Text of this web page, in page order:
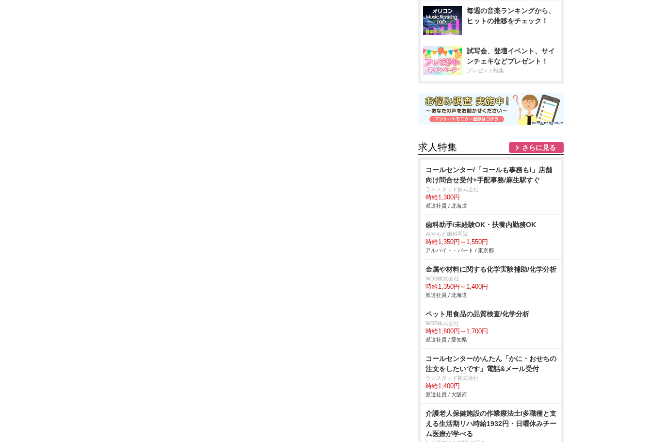
毎週の音楽ランキングから、
ヒットの推移をチェック！
試写会、登壇イベント、サイ
ンチェキなどプレゼント！
プレゼント特集
求人特集 さらに見る
コールセンター/「コールも事務も!」店舗
向け問合せ受付+手配事務/麻生駅すぐ
ランスタッド株式会社
時給1,300円
派遣社員 / 北海道
歯科助手/未経験OK・扶養内勤務OK
みやもと歯科医院
時給1,350円～1,550円
アルバイト・パート / 東京都
金属や材料に関する化学実験補助/化学分析
WDB株式会社
時給1,350円～1,400円
派遣社員 / 北海道
ペット用食品の品質検査/化学分析
WDB株式会社
時給1,600円～1,700円
派遣社員 / 愛知県
コールセンター/かんたん「かに・おせちの
注文をしたいです」電話&メール受付
ランスタッド株式会社
時給1,400円
派遣社員 / 大阪府
介護老人保健施設の作業療法士/多職種と支
える生活期リハ時給1932円・日曜休みチー
ム医療が学べる